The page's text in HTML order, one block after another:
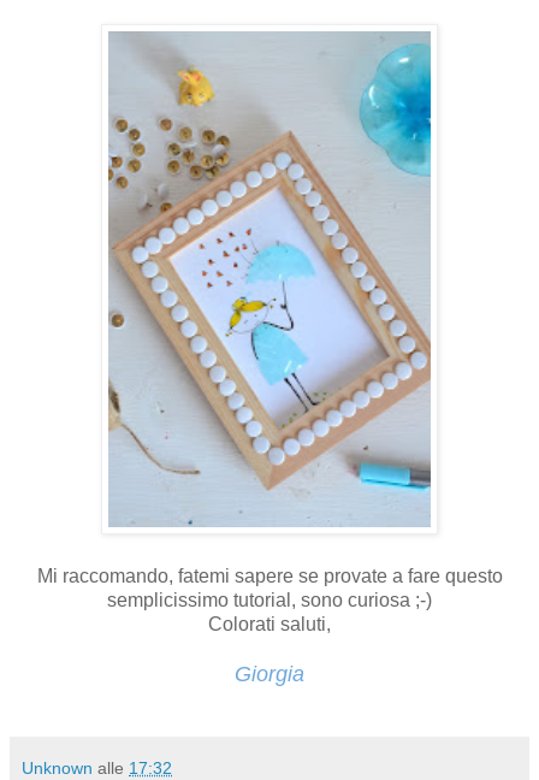
Mi raccomando, fatemi sapere se provate a fare questo
semplicissimo tutorial, sono curiosa ;-)
Colorati saluti,
Giorgia
Unknown alle 17:32